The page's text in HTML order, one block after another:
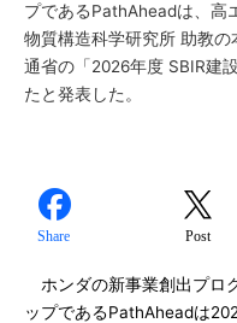
プであるPathAheadは、高
物質構造科学研究所 助教
通省の「2026年度 SBIR建
たと発表した。
Share Post
ホンダの新事業創出プロ
ップであるPathAheadは